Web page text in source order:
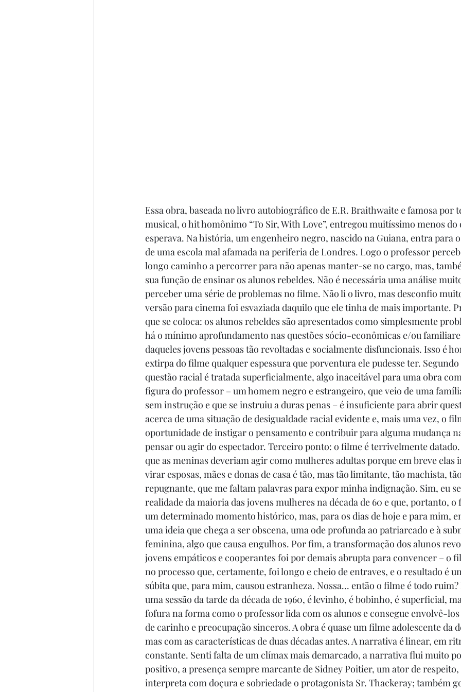
Essa obra, baseada no livro autobiográfico de E.R. Braithwaite e famosa por
musical, o hit homônimo “To Sir, With Love”, entregou muitíssimo menos do
esperava. Na história, um engenheiro negro, nascido na Guiana, entra para
de uma escola mal afamada na periferia de Londres. Logo o professor
longo caminho a percorrer para não apenas manter-se no cargo, mas,
sua função de ensinar os alunos rebeldes. Não é necessária uma análise
perceber uma série de problemas no filme. Não li o livro, mas desconfio
versão para cinema foi esvaziada daquilo que ele tinha de mais importante.
que se coloca: os alunos rebeldes são apresentados como simplesmente
há o mínimo aprofundamento nas questões sócio-econômicas e/ou
daqueles jovens pessoas tão revoltadas e socialmente disfuncionais. Isso é
extirpa do filme qualquer espessura que porventura ele pudesse ter.
questão racial é tratada superficialmente, algo inaceitável para uma obra
figura do professor – um homem negro e estrangeiro, que veio de uma
sem instrução e que se instruiu a duras penas – é insuficiente para abrir
acerca de uma situação de desigualdade racial evidente e, mais uma vez, o
oportunidade de instigar o pensamento e contribuir para alguma mudança
pensar ou agir do espectador. Terceiro ponto: o filme é terrivelmente
que as meninas deveriam agir como mulheres adultas porque em breve elas
virar esposas, mães e donas de casa é tão, mas tão limitante, tão machista,
repugnante, que me faltam palavras para expor minha indignação. Sim, eu
realidade da maioria das jovens mulheres na década de 60 e que, portanto,
um determinado momento histórico, mas, para os dias de hoje e para mim,
uma ideia que chega a ser obscena, uma ode profunda ao patriarcado e à
feminina, algo que causa engulhos. Por fim, a transformação dos alunos
jovens empáticos e cooperantes foi por demais abrupta para convencer – o
no processo que, certamente, foi longo e cheio de entraves, e o resultado é
súbita que, para mim, causou estranheza. Nossa... então o filme é todo
uma sessão da tarde da década de 1960, é levinho, é bobinho, é superficial,
fofura na forma como o professor lida com os alunos e consegue envolvê-
de carinho e preocupação sinceros. A obra é quase um filme adolescente da
mas com as características de duas décadas antes. A narrativa é linear, em
constante. Senti falta de um clímax mais demarcado, a narrativa flui muito
positivo, a presença sempre marcante de Sidney Poitier, um ator de
interpreta com doçura e sobriedade o protagonista Sr. Thackeray; também